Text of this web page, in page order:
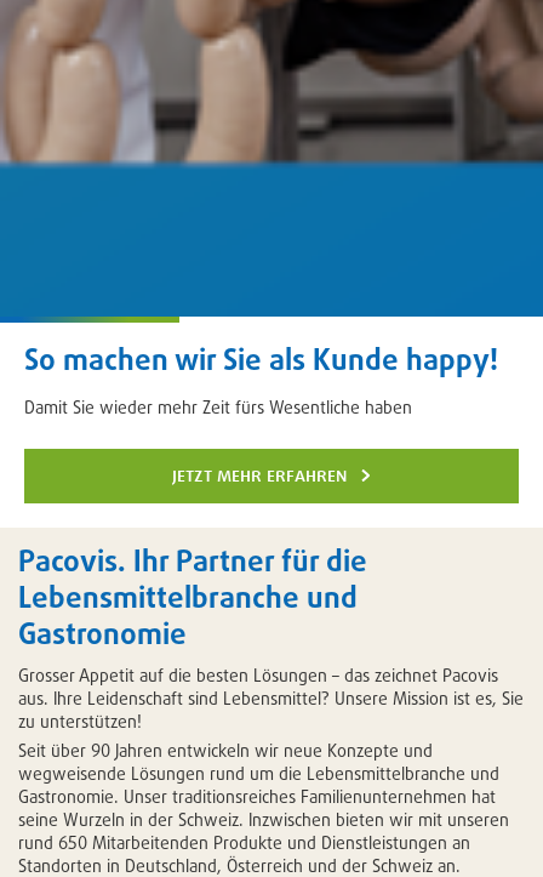
So machen wir Sie als Kunde happy!
Damit Sie wieder mehr Zeit fürs Wesentliche haben
jetzt mehr erfahren
Pacovis. Ihr Partner für die
Lebensmittelbranche und
Gastronomie
Grosser Appetit auf die besten Lösungen – das zeichnet Pacovis
aus. Ihre Leidenschaft sind Lebensmittel? Unsere Mission ist es, Sie
zu unterstützen!
Seit über 90 Jahren entwickeln wir neue Konzepte und
wegweisende Lösungen rund um die Lebensmittelbranche und
Gastronomie. Unser traditionsreiches Familienunternehmen hat
seine Wurzeln in der Schweiz. Inzwischen bieten wir mit unseren
rund 650 Mitarbeitenden Produkte und Dienstleistungen an
Standorten in Deutschland, Österreich und der Schweiz an.